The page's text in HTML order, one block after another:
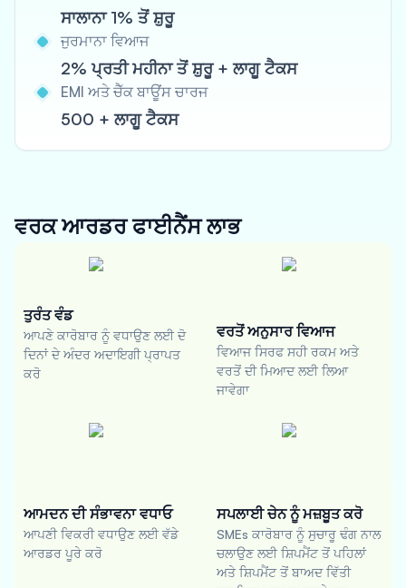
ਸਾਲਾਨਾ 1% ਤੋਂ ਸ਼ੁਰੂ
ਜੁਰਮਾਨਾ ਵਿਆਜ
2% ਪ੍ਰਤੀ ਮਹੀਨਾ ਤੋਂ ਸ਼ੁਰੂ + ਲਾਗੂ ਟੈਕਸ
EMI ਅਤੇ ਚੈੱਕ ਬਾਊਂਸ ਚਾਰਜ
500 + ਲਾਗੂ ਟੈਕਸ
ਵਰਕ ਆਰਡਰ ਫਾਈਨੈਂਸਲਾਭ
ਤੁਰੰਤ ਵੰਡ
ਆਪਣੇ ਕਾਰੋਬਾਰ ਨੂੰ ਵਧਾਉਣ ਲਈ ਦੋ
ਦਿਨਾਂ ਦੇ ਅੰਦਰ ਅਦਾਇਗੀ ਪ੍ਰਾਪਤ
ਕਰੋ
ਵਰਤੋਂ ਅਨੁਸਾਰ ਵਿਆਜ
ਵਿਆਜ ਸਿਰਫ ਸਹੀ ਰਕਮ ਅਤੇ
ਵਰਤੋਂ ਦੀ ਮਿਆਦ ਲਈ ਲਿਆ
ਜਾਵੇਗਾ
ਆਮਦਨ ਦੀ ਸੰਭਾਵਨਾ ਵਧਾਓ
ਆਪਣੀ ਵਿਕਰੀ ਵਧਾਉਣ ਲਈ ਵੱਡੇ
ਆਰਡਰ ਪੂਰੇ ਕਰੋ
ਸਪਲਾਈ ਚੇਨ ਨੂੰ ਮਜ਼ਬੂਤ ਕਰੋ
SMEs ਕਾਰੋਬਾਰ ਨੂੰ ਸੁਚਾਰੂ ਢੰਗ ਨਾਲ
ਚਲਾਉਣ ਲਈ ਸ਼ਿਪਮੈਂਟ ਤੋਂ ਪਹਿਲਾਂ
ਅਤੇ ਸ਼ਿਪਮੈਂਟ ਤੋਂ ਬਾਅਦ ਵਿੱਤੀ